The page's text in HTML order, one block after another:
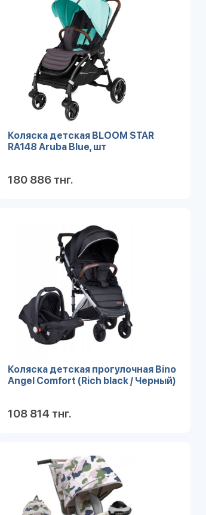
Коляска детская BLOOM STAR
RA148 Aruba Blue, шт
180 886 тнг.
Коляска детская прогулочная Bino
Angel Comfort (Rich black / Черный)
108 814 тнг.